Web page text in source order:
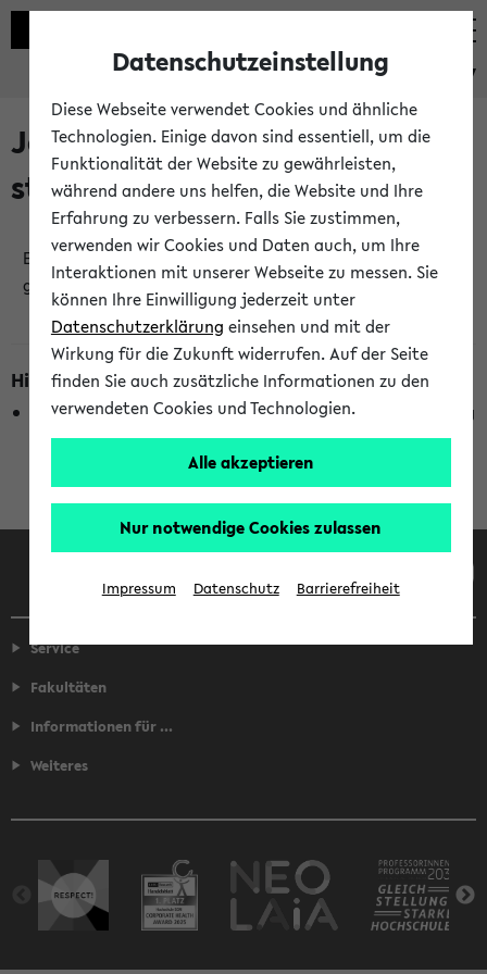
eKVV
Jetzt und in Kürze
stattfindende Veranstaltungen
Es wurden keine jetzt stattfindenden Veranstaltungen
gefunden!
Hinweise zur Liste
Die Anzeige ist semesterübergreifend und nicht abhängig
vom im eKVV gewählten Semester.
Facebook Instagram LinkedIn TikTok
Service
Fakultäten
Informationen für ...
Weiteres
Datenschutzeinstellung
Diese Webseite verwendet Cookies und ähnliche
Technologien. Einige davon sind essentiell, um die
Funktionalität der Website zu gewährleisten,
während andere uns helfen, die Website und Ihre
Erfahrung zu verbessern. Falls Sie zustimmen,
verwenden wir Cookies und Daten auch, um Ihre
Interaktionen mit unserer Webseite zu messen. Sie
können Ihre Einwilligung jederzeit unter
Datenschutzerklärung einsehen und mit der
Wirkung für die Zukunft widerrufen. Auf der Seite
finden Sie auch zusätzliche Informationen zu den
verwendeten Cookies und Technologien.
Alle akzeptieren
Nur notwendige Cookies zulassen
Impressum Datenschutz Barrierefreiheit